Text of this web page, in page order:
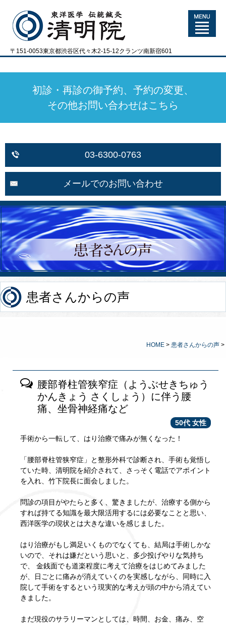
〒151-0053東京都渋谷区代々木2-15-12クランツ南新宿601
初診・再診の御予約、予約の変更、
その他お問い合わせはこちら
03-6300-0763
メールでのお問い合わせ
患者さんからの声
HOME > 患者さんからの声 >
腰部脊柱管狭窄症（ようぶせきちゅう
かんきょう さくしょう）に伴う腰
痛、坐骨神経痛など
50代 女性
手術から一転して、はり治療で痛みが無くなった！
「腰部脊柱管狭窄症」と整形外科で診断され、手術も覚悟し
ていた時、清明院を紹介されて、さっそく電話でアポイント
を入れ、竹下院長に面会しました。
問診の項目がやたらと多く、驚きましたが、治療する側から
すれば持てる知識を最大限活用するには必要なことと思い、
西洋医学の現状とは大きな違いを感じました。
はり治療がもし満足いくものでなくても、結局は手術しかな
いので、それは嫌だという思いと、多少投げやりな気持ち
で、 金銭面でも道楽程度に考えて治療をはじめてみました
が、日ごとに痛みが消えていくのを実感しながら、同時に入
院して手術をするという現実的な考えが頭の中から消えてい
きました。
まだ現役のサラリーマンとしては、時間、お金、痛み、空